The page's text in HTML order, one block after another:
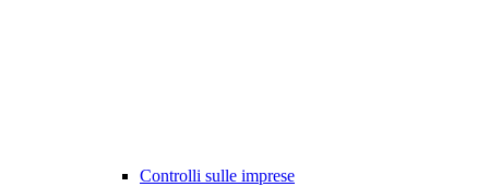
Controlli sulle imprese